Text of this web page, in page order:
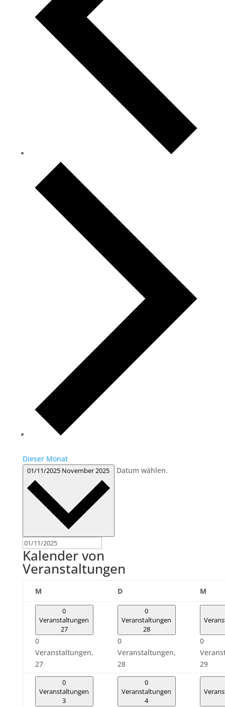
Dieser Monat
01/11/2025 November 2025 Datum wählen.
Kalender von
Veranstaltungen
MMontag DDienstag M
0
Veranstaltungen
27
0
Veranstaltungen,
27
0
Veranstaltungen
28
0
Veranstaltungen,
28
0
29
0
Veranstaltungen
3
0
Veranstaltungen
4